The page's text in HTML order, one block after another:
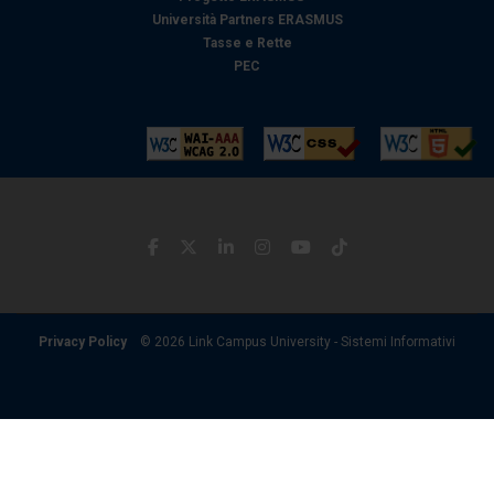
Università Partners ERASMUS
Tasse e Rette
PEC
Privacy Policy © 2026 Link Campus University - Sistemi Informativi